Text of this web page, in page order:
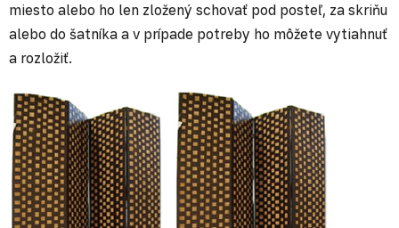
miesto alebo ho len zložený schovať pod posteľ, za skriňu
alebo do šatníka a v prípade potreby ho môžete vytiahnuť
a rozložiť.